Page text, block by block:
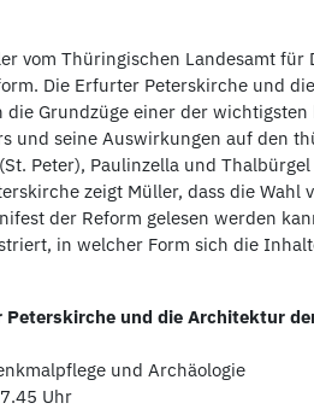
vom Thüringischen Landesamt für
Die Erfurter Peterskirche und
Grundzüge einer der
und seine Auswirkungen auf den
Peter), Paulinzella und
zeigt Müller, dass die Wahl
der Reform gelesen werden
in welcher Form sich die
und die Architektur
und Archäologie
Uhr